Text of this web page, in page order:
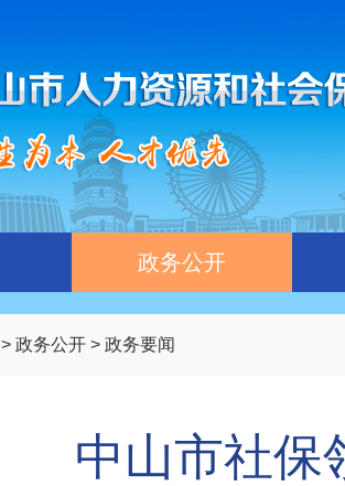
政务公开
> 政务公开 > 政务要闻
中山市社保